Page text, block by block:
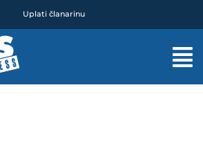
Uplati članarinu